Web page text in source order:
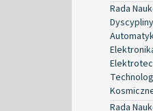
Rada
Dyscypliny
Rada